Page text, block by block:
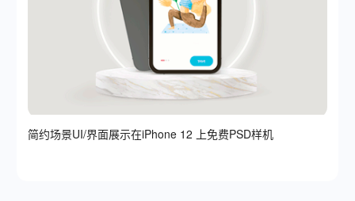
简约场景UI/界面展示在iPhone 12 上免费PSD样机